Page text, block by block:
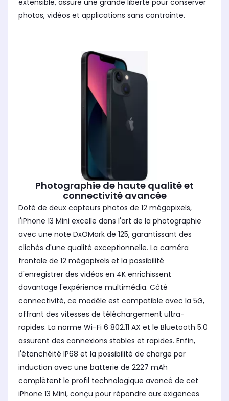
photos, vidéos et applications sans contrainte.
Photographie de haute qualité et
connectivité avancée
Doté de deux capteurs photos de 12 mégapixels,
l'iPhone 13 Mini excelle dans l'art de la photographie
avec une note DxOMark de 125, garantissant des
clichés d'une qualité exceptionnelle. La caméra
frontale de 12 mégapixels et la possibilité
d'enregistrer des vidéos en 4K enrichissent
davantage l'expérience multimédia. Côté
connectivité, ce modèle est compatible avec la 5G,
offrant des vitesses de téléchargement ultra-
rapides. La norme Wi-Fi 6 802.11 AX et le Bluetooth 5.0
assurent des connexions stables et rapides. Enfin,
l'étanchéité IP68 et la possibilité de charge par
induction avec une batterie de 2227 mAh
complètent le profil technologique avancé de cet
iPhone 13 Mini, conçu pour répondre aux exigences